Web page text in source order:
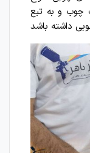
چوب و به تبع